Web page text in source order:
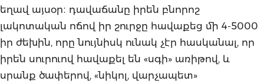
եղավ այսօր։ դավաճանը իրեն բնորոշ
լակոտական ոճով իր շուրջը հավաքեց մի 4-5000
իր ժեխին, որը նույնիսկ ունակ չէր հասկանալ, որ
իրեն սուրուով հավաքել են «սգի» առիթով, և
սրանք ծափերով, «նիկոլ, վարչապետ»